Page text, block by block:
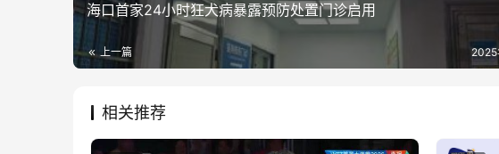
海口首家24小时狂犬病暴露预防处置门诊启用
上一篇
相关推荐